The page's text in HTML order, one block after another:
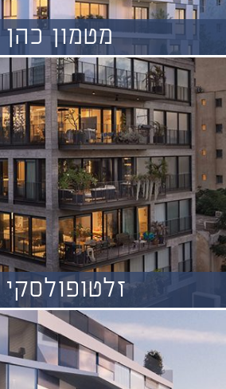
מטמון כהן 9
זלטופולסקי 29